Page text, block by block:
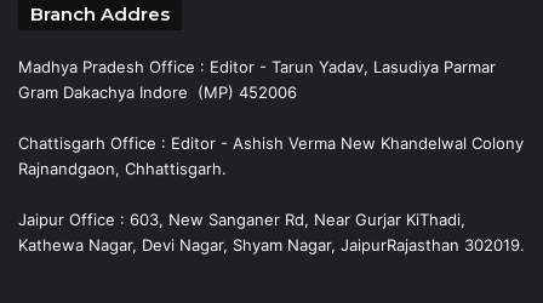
Branch Addres
Madhya Pradesh Office : Editor - Tarun Yadav, Lasudiya Parmar
Gram Dakachya Indore (MP) 452006
Chattisgarh Office : Editor - Ashish Verma New Khandelwal Colony
Rajnandgaon, Chhattisgarh.
Jaipur Office : 603, New Sanganer Rd, Near Gurjar KiThadi,
Kathewa Nagar, Devi Nagar, Shyam Nagar, JaipurRajasthan 302019.